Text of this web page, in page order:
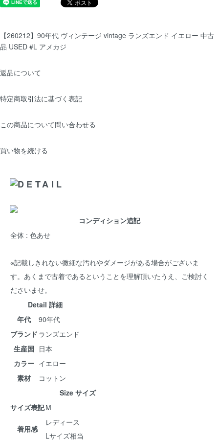
【260212】90年代 ヴィンテージ vintage ランズエンド イエロー 中古
品 USED #L アメカジ
返品について
特定商取引法に基づく表記
この商品について問い合わせる
買い物を続ける
コンディション追記
全体 : 色あせ
※記載しきれない微細な汚れやダメージがある場合がございま
す。あくまで古着であるということを理解頂いたうえ、ご検討く
ださいませ。
Detail 詳細
年代
90年代
ブランド ランズエンド
生産国 日本
カラー イエロー
素材
コットン
Size サイズ
サイズ表記M
着用感
レディース
Lサイズ相当